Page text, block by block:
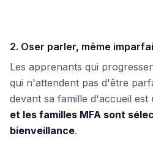
2. Oser parler, même
Les apprenants qui
qui n'attendent pas d'être
devant sa famille d'accueil
et les familles MFA sont
bienveillance.